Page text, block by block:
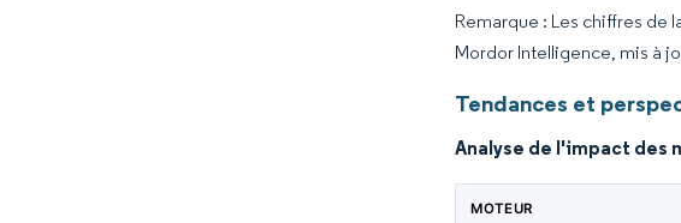
Remarque : Les chiffres de
Mordor Intelligence, mis à
Tendances et
Analyse de l'impact des
MOTEUR